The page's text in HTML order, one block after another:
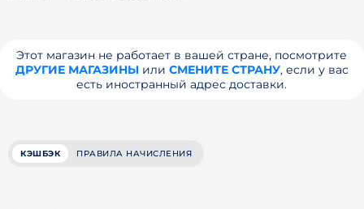
Этот магазин не работает в вашей стране, посмотрите
ДРУГИЕ МАГАЗИНЫили СМЕНИТЕ СТРАНУ, если у вас
есть иностранный адрес доставки.
КЭШБЭК ПРАВИЛА НАЧИСЛЕНИЯ